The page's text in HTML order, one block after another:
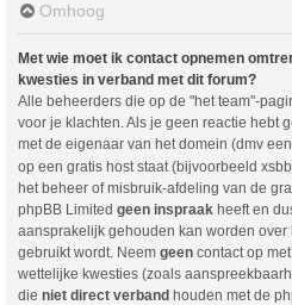
Omhoog
Met wie moet ik contact opnemen
kwesties in verband met dit forum?
Alle beheerders die op de "het team"-
voor je klachten. Als je geen reactie hebt
met de eigenaar van het domein (dmv een
op een gratis host staat (bijvoorbeeld
het beheer of misbruik-afdeling van de
phpBB Limited geen inspraak heeft en
aansprakelijk gehouden kan worden
gebruikt wordt. Neem geen contact op
wettelijke kwesties (zoals
die niet direct verband houden met de